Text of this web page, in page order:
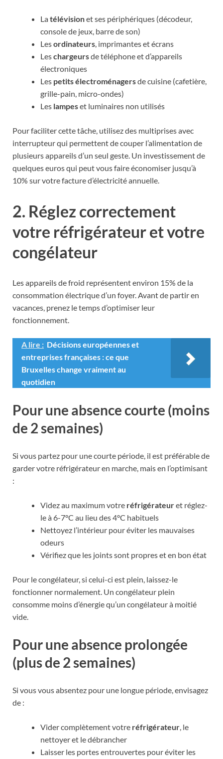
Latélévisionet ses périphériques (décodeur,
console de jeux, barre de son)
Lesordinateurs , imprimantes et écrans
Leschargeursde téléphone et d’appareils
électroniques
Les petits électroménagersde cuisine (cafetière,
grille-pain, micro-ondes)
Les lampeset luminaires non utilisés
Pour faciliter cette tâche, utilisez des multiprises avec
interrupteur qui permettent de couper l’alimentation de
plusieurs appareils d’un seul geste. Un investissement de
quelques euros qui peut vous faire économiser jusqu’à
10% sur votre facture d’électricité annuelle.
2. Réglez correctement
votre réfrigérateur et votre
congélateur
Les appareils de froid représentent environ 15% de la
consommation électrique d’un foyer. Avant de partir en
vacances, prenez le temps d’optimiser leur
fonctionnement.
A lire : Décisions européennes et
entreprises françaises : ce que
Bruxelles change vraiment au
quotidien
Pour une absence courte (moins
de 2 semaines)
Si vous partez pour une courte période, il est préférable de
garder votre réfrigérateur en marche, mais en l’optimisant
:
Videz au maximum votre réfrigérateuret réglez-
le à 6-7°C au lieu des 4°C habituels
Nettoyez l’intérieur pour éviter les mauvaises
odeurs
Vérifiez que les joints sont propres et en bon état
Pour le congélateur, si celui-ci est plein, laissez-le
fonctionner normalement. Un congélateur plein
consomme moins d’énergie qu’un congélateur à moitié
vide.
Pour une absence prolongée
(plus de 2 semaines)
Si vous vous absentez pour une longue période, envisagez
de :
Vider complètement votre réfrigérateur, le
nettoyer et le débrancher
Laisser les portes entrouvertes pour éviter les